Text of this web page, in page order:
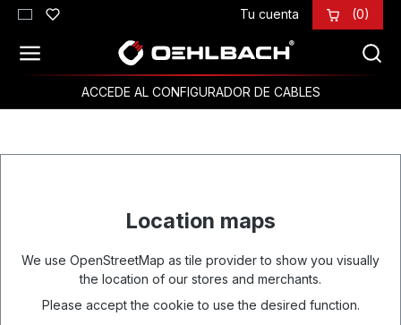
Saltar al contenido principal Tu cuenta (0)
ACCEDE AL CONFIGURADOR DE CABLES
Location maps
We use OpenStreetMap as tile provider to show you visually
the location of our stores and merchants.
Please accept the cookie to use the desired function.